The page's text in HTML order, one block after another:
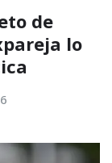
de
lo